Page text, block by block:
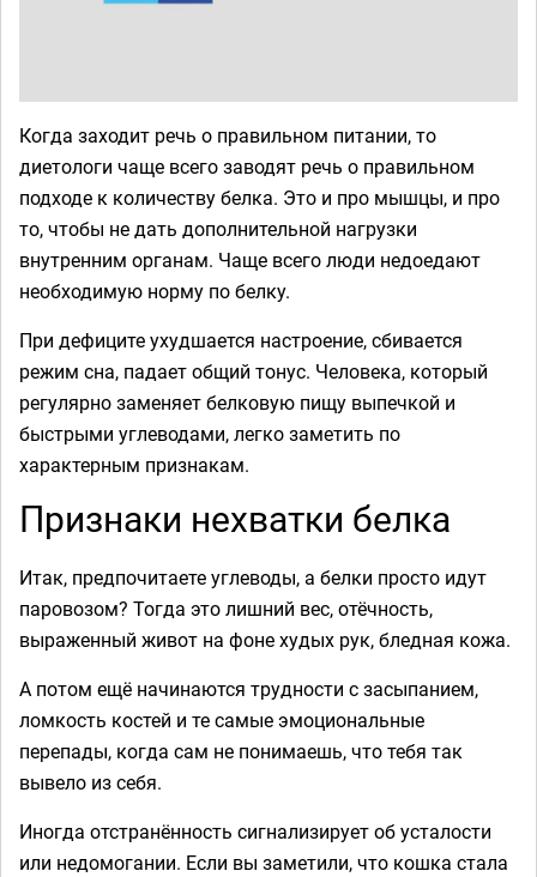
Когда заходит речь о правильном питании, то
диетологи чаще всего заводят речь о правильном
подходе к количеству белка. Это и про мышцы, и про
то, чтобы не дать дополнительной нагрузки
внутренним органам. Чаще всего люди недоедают
необходимую норму по белку.
При дефиците ухудшается настроение, сбивается
режим сна, падает общий тонус. Человека, который
регулярно заменяет белковую пищу выпечкой и
быстрыми углеводами, легко заметить по
характерным признакам.
Признаки нехватки белка
Итак, предпочитаете углеводы, а белки просто идут
паровозом? Тогда это лишний вес, отёчность,
выраженный живот на фоне худых рук, бледная кожа.
А потом ещё начинаются трудности с засыпанием,
ломкость костей и те самые эмоциональные
перепады, когда сам не понимаешь, что тебя так
вывело из себя.
Иногда отстранённость сигнализирует об усталости
или недомогании. Если вы заметили, что кошка стала